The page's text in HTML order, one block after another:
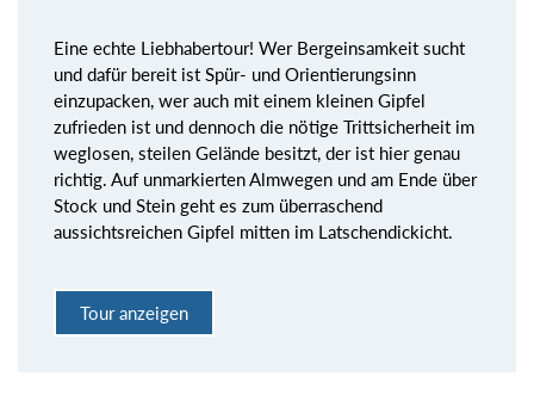
Eine echte Liebhabertour! Wer Bergeinsamkeit sucht
und dafür bereit ist Spür- und Orientierungsinn
einzupacken, wer auch mit einem kleinen Gipfel
zufrieden ist und dennoch die nötige Trittsicherheit im
weglosen, steilen Gelände besitzt, der ist hier genau
richtig. Auf unmarkierten Almwegen und am Ende über
Stock und Stein geht es zum überraschend
aussichtsreichen Gipfel mitten im Latschendickicht.
Tour anzeigen